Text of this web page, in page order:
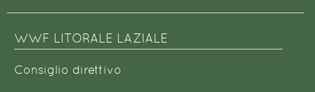
WWF LITORALE LAZIALE
Consiglio direttivo